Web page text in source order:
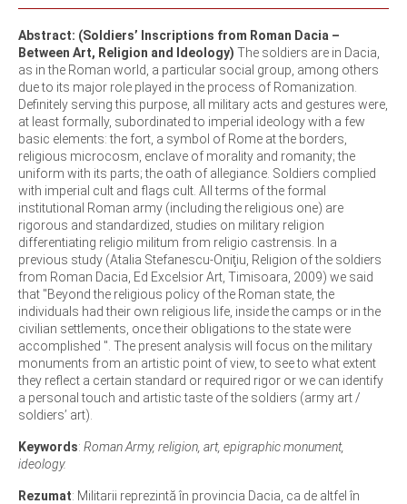
Abstract: (Soldiers’ Inscriptions from Roman Dacia –
Between Art, Religion and Ideology) The soldiers are in Dacia,
as in the Roman world, a particular social group, among others
due to its major role played in the process of Romanization.
Definitely serving this purpose, all military acts and gestures were,
at least formally, subordinated to imperial ideology with a few
basic elements: the fort, a symbol of Rome at the borders,
religious microcosm, enclave of morality and romanity; the
uniform with its parts; the oath of allegiance. Soldiers complied
with imperial cult and flags cult. All terms of the formal
institutional Roman army (including the religious one) are
rigorous and standardized, studies on military religion
differentiating religio militum from religio castrensis. In a
previous study (Atalia Stefanescu-Oniţiu, Religion of the soldiers
from Roman Dacia, Ed Excelsior Art, Timisoara, 2009) we said
that "Beyond the religious policy of the Roman state, the
individuals had their own religious life, inside the camps or in the
civilian settlements, once their obligations to the state were
accomplished ". The present analysis will focus on the military
monuments from an artistic point of view, to see to what extent
they reflect a certain standard or required rigor or we can identify
a personal touch and artistic taste of the soldiers (army art /
soldiers’ art).
Keywords: Roman Army, religion, art, epigraphic monument,
ideology.
Rezumat: Militarii reprezintă în provincia Dacia, ca de altfel în